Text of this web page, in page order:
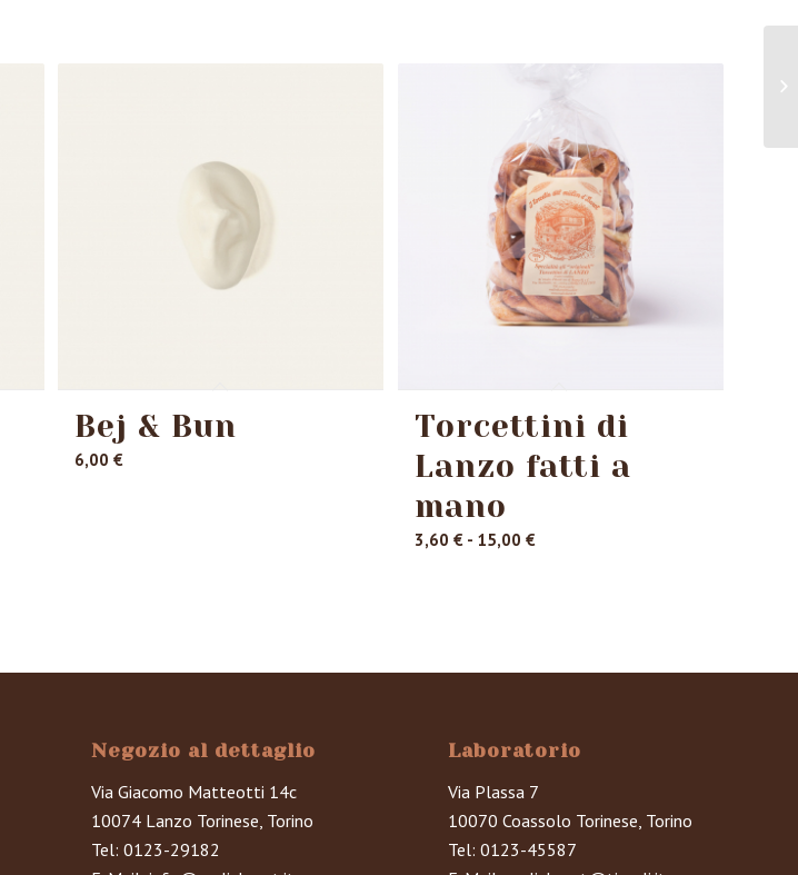
Bej & Bun
6,00€
Torcettini di
Lanzo fatti a
mano
3,60 € - 15,00 €Fascia
a
Negozio al dettaglio
Via Giacomo Matteotti 14c
10074 Lanzo Torinese, Torino
Tel:0123-29182
Laboratorio
Via Plassa 7
10070 Coassolo Torinese, Torino
Tel: 0123-45587